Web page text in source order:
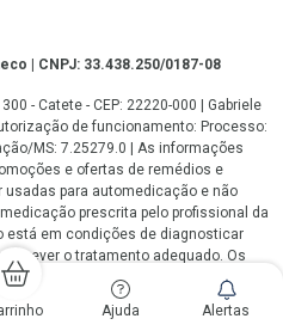
Ajuda Alertas
| CNPJ: 33.438.250/0187-08
- Catete - CEP: 22220-000 | Gabriele
de funcionamento: Processo:
MS: 7.25279.0 | As informações
e ofertas de remédios e
para automedicação e não
prescrita pelo profissional da
está em condições de diagnosticar
o tratamento adequado. Os
apenas para compras via internet. As
meramente ilustrativas. *Preços e
no decorrer do dia. Antibióticos e